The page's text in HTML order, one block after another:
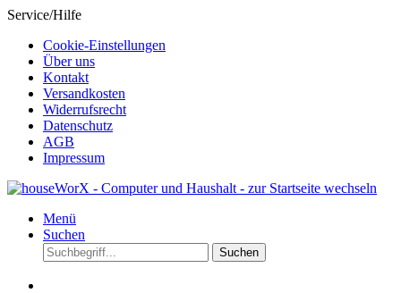
Service/Hilfe
Cookie-Einstellungen
Über uns
Kontakt
Versandkosten
Widerrufsrecht
Datenschutz
AGB
Impressum
Menü
Suchen
Suchen